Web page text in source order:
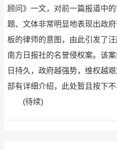
顾问》一文，对前一篇报道中
题、文体非常明显地表现出政
板的律师的意图，由此引发了
南方日报社的名誉侵权案。该
日持久，政府越强势，维权越
部有详细介绍，此处暂且按下不
(待续)